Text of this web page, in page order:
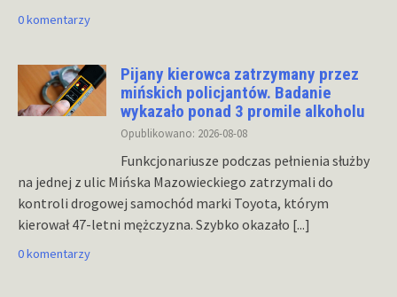
0 komentarzy
Pijany kierowca zatrzymany przez
mińskich policjantów. Badanie
wykazało ponad 3 promile alkoholu
Opublikowano: 2026-08-08
Funkcjonariusze podczas pełnienia służby
na jednej z ulic Mińska Mazowieckiego zatrzymali do
kontroli drogowej samochód marki Toyota, którym
kierował 47-letni mężczyzna. Szybko okazało [...]
0 komentarzy